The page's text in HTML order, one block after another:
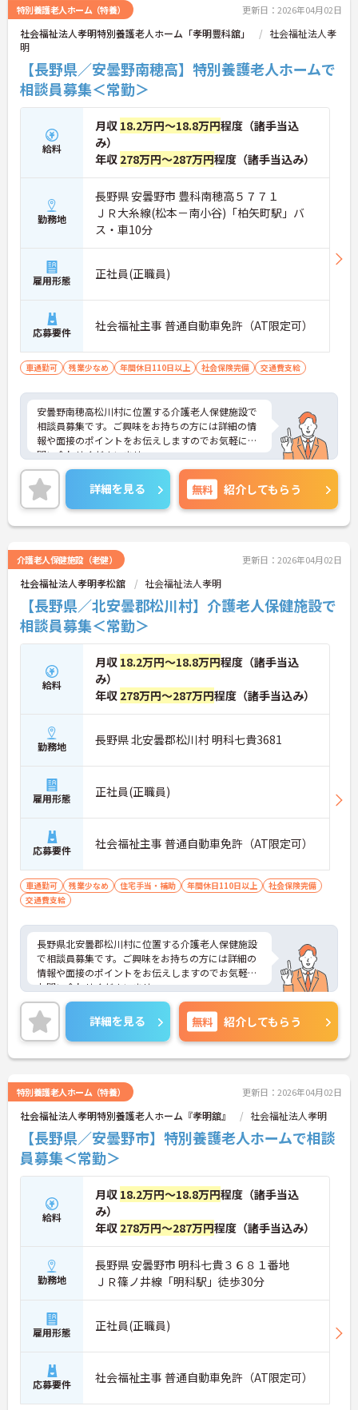
特別養護老人ホーム（特養） 更新日：2026年04月02日
社会福祉法人孝明特別養護老人ホーム「孝明豊科舘」
社会福祉法人孝
明
【長野県／安曇野南穂高】特別養護老人ホームで
相談員募集＜常勤＞
給料
月収 18.2万円～18.8万円程度（諸手当込
み）
年収 278万円～287万円程度（諸手当込み）
勤務地
長野県 安曇野市 豊科南穂高５７７１
ＪＲ大糸線(松本－南小谷)「柏矢町駅」バ
ス・車10分
雇用形態 正社員(正職員)
応募要件 社会福祉主事 普通自動車免許（AT限定可）
車通勤可 残業少なめ 年間休日110日以上 社会保険完備 交通費支給
安曇野南穂高松川村に位置する介護老人保健施設で
相談員募集です。ご興味をお持ちの方には詳細の情
報や面接のポイントをお伝えしますのでお気軽にお
問い合わせくださいませ。
詳細を見る 無料 紹介してもらう
介護老人保健施設（老健） 更新日：2026年04月02日
社会福祉法人孝明孝松舘 社会福祉法人孝明
【長野県／北安曇郡松川村】介護老人保健施設で
相談員募集＜常勤＞
給料
月収 18.2万円～18.8万円程度（諸手当込
み）
年収 278万円～287万円程度（諸手当込み）
勤務地 長野県 北安曇郡松川村 明科七貴3681
雇用形態 正社員(正職員)
応募要件 社会福祉主事 普通自動車免許（AT限定可）
車通勤可 残業少なめ 住宅手当・補助 年間休日110日以上
社会保険完備
交通費支給
長野県北安曇郡松川村に位置する介護老人保健施設
で相談員募集です。ご興味をお持ちの方には詳細の
情報や面接のポイントをお伝えしますのでお気軽に
お問い合わせくださいませ。
詳細を見る 無料 紹介してもらう
特別養護老人ホーム（特養） 更新日：2026年04月02日
社会福祉法人孝明特別養護老人ホーム『孝明舘』 社会福祉法人孝明
【長野県／安曇野市】特別養護老人ホームで相談
員募集＜常勤＞
給料
月収 18.2万円～18.8万円程度（諸手当込
み）
年収 278万円～287万円程度（諸手当込み）
勤務地
長野県 安曇野市 明科七貴３６８１番地
ＪＲ篠ノ井線「明科駅」徒歩30分
雇用形態 正社員(正職員)
応募要件 社会福祉主事 普通自動車免許（AT限定可）